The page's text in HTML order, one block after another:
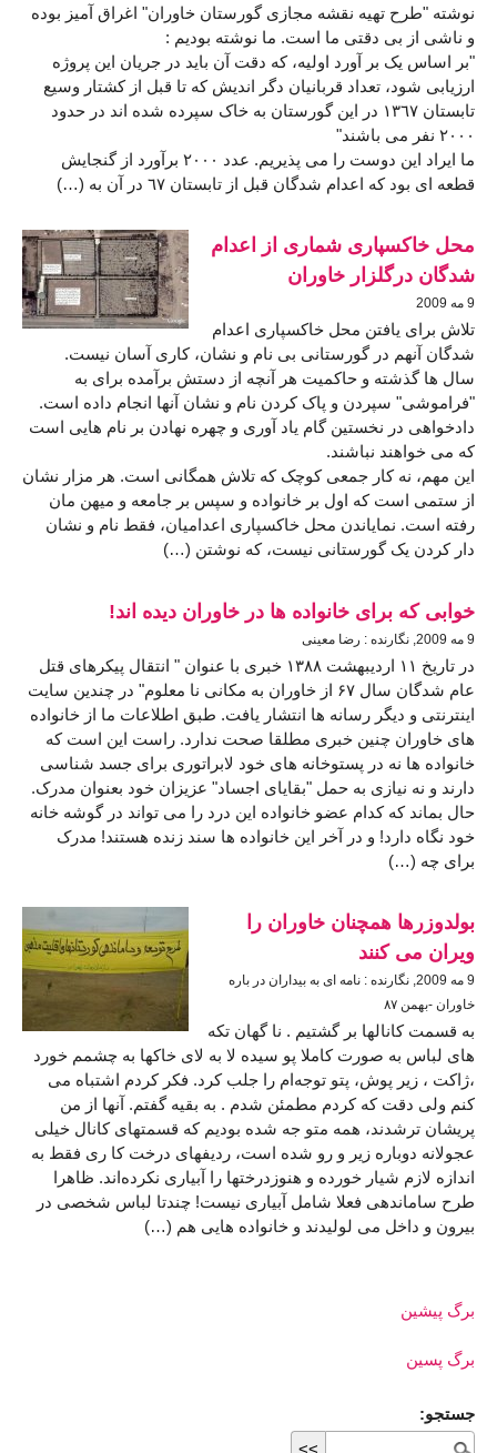
نوشته "طرح تهیه نقشه مجازی گورستان خاوران" اغراق آمیز بوده
و ناشی از بی دقتی ما است. ما نوشته بودیم :
"بر اساس یک بر آورد اولیه، که دقت آن باید در جریان این پروژه
ارزیابی شود، تعداد قربانیان دگر اندیش که تا قبل از کشتار وسیع
تابستان ١٣٦٧ در این گورستان به خاک سپرده شده اند در حدود
٢٠٠٠ نفر می باشند"
ما ایراد این دوست را می پذیریم. عدد ٢٠٠٠ برآورد از گنجایش
قطعه ای بود که اعدام شدگان قبل از تابستان ٦٧ در آن به (…)
محل خاکسپاری شماری از اعدام
شدگان درگلزار خاوران
9 مه 2009
تلاش برای یافتن محل خاکسپاری اعدام
شدگان آنهم در گورستانی بی نام و نشان، کاری آسان نیست.
سال ها گذشته و حاکمیت هر آنچه از دستش برآمده برای به
"فراموشی" سپردن و پاک کردن نام و نشان آنها انجام داده است.
دادخواهی در نخستين گام یاد آوری و چهره نهادن بر نام هایی است
که می خواهند نباشند.
این مهم، نه کار جمعی کوچک که تلاش همگانی است. هر مزار نشان
از ستمی است که اول بر خانواده و سپس بر جامعه و میهن مان
رفته است. نمایاندن محل خاکسپاری اعدامیان، فقط نام و نشان
دار کردن یک گورستانی نیست، که نوشتن (…)
خوابی که برای خانواده ها در خاوران دیده اند!
9 مه 2009, نگارنده : رضا معینی
در تاریخ ١١ اردیبهشت ۱۳۸۸ خبری با عنوان " انتقال پیکرهای قتل
عام شدگان سال ۶۷ از خاوران به مکانی نا معلوم" در چندین سایت
اینترنتی و دیگر رسانه ها انتشار یافت. طبق اطلاعات ما از خانواده
های خاوران چنین خبری مطلقا صحت ندارد. راست این است که
خانواده ها نه در پستوخانه های خود لابراتوری برای جسد شناسی
دارند و نه نیازی به حمل "بقایای اجساد" عزیزان خود بعنوان مدرک.
حال بماند که کدام عضو خانواده این درد را می تواند در گوشه خانه
خود نگاه دارد! و در آخر این خانواده ها سند زنده هستند! مدرک
برای چه (…)
بولدوزرها همچنان خاوران را
ویران می کنند
9 مه 2009, نگارنده : نامه ای به بیداران در باره
خاوران -بهمن ٨٧
به قسمت کانالها بر گشتیم . نا گهان تکه
های لباس به صورت کاملا پو سیده لا به لای خاکها به چشمم خورد
،ژاکت ، زیر پوش، پتو توجه‌ام را جلب کرد. فکر کردم اشتباه می
کنم ولی دقت که کردم مطمئن شدم . به بقیه گفتم. آنها از من
پریشان ترشدند، همه متو جه شده بودیم که قسمتهای کانال خیلی
عجولانه دوباره زیر و رو شده است، ردیفهای درخت کا ری فقط به
اندازه لازم شیار خورده و هنوزدرختها را آبیاری نکرده‌اند. ظاهرا
طرح ساماندهی فعلا شامل آبیاری نیست! چندتا لباس شخصی در
بیرون و داخل می لولیدند و خانواده هایی هم (…)
برگ پیشین
برگ پسین
جستجو: